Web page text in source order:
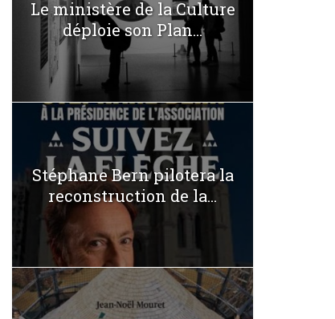
Le ministère de la Culture
déploie son Plan...
Stéphane Bern pilotera la
reconstruction de la...